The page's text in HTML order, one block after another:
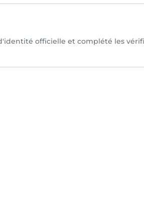
officielle et complété les